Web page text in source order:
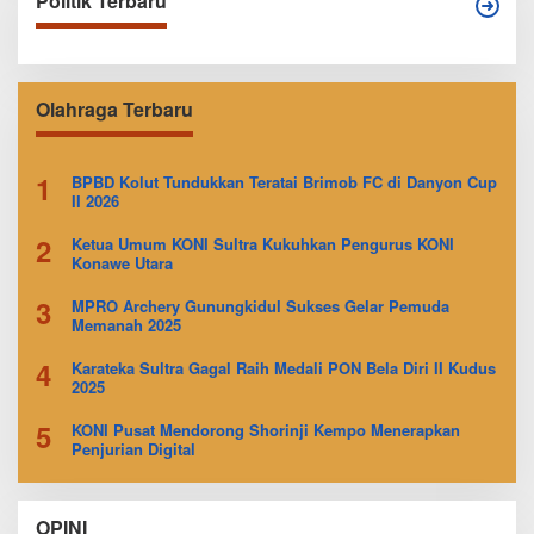
Olahraga Terbaru
1
BPBD Kolut Tundukkan Teratai Brimob FC di Danyon Cup
II 2026
2
Ketua Umum KONI Sultra Kukuhkan Pengurus KONI
Konawe Utara
3
MPRO Archery Gunungkidul Sukses Gelar Pemuda
Memanah 2025
4
Karateka Sultra Gagal Raih Medali PON Bela Diri II Kudus
2025
5
KONI Pusat Mendorong Shorinji Kempo Menerapkan
Penjurian Digital
OPINI